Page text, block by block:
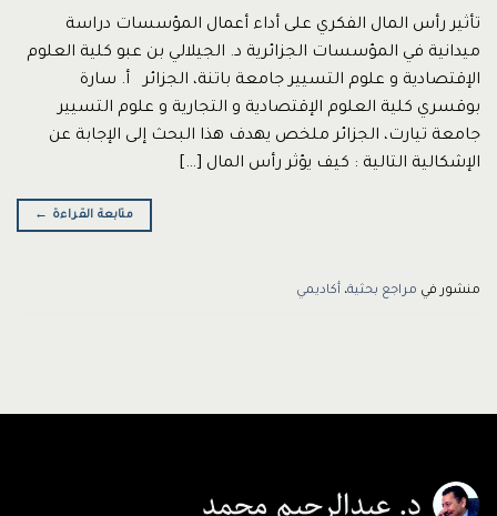
تأثير رأس المال الفكري على أداء أعمال المؤسسات دراسة
ميدانية في المؤسسات الجزائرية د. الجيلالي بن عبو كلية العلوم
الإقتصادية و علوم التسيير جامعة باتنة، الجزائر أ. سارة
بوقسري كلية العلوم الإقتصادية و التجارية و علوم التسيير
جامعة تيارت، الجزائر ملخص يهدف هذا البحث إلى الإجابة عن
الإشكالية التالية : كيف يؤثر رأس المال […]
متابعة القراءة ←
منشور في مراجع بحثية، أكاديمي